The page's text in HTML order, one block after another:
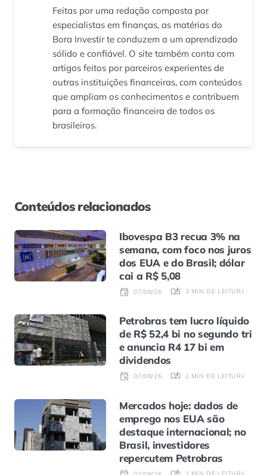
Feitas por uma redação composta por
especialistas em finanças, as matérias do
Bora Investir te conduzem a um aprendizado
sólido e confiável. O site também conta com
artigos feitos por parceiros experientes de
outras instituições financeiras, com conteúdos
que ampliam os conhecimentos e contribuem
para a formação financeira de todos os
brasileiros.
Conteúdos relacionados
Ibovespa B3 recua 3% na
semana, com foco nos juros
dos EUA e do Brasil; dólar
cai a R$ 5,08
07/08/26 3 MIN DE LEITURA
Petrobras tem lucro líquido
de R$ 52,4 bi no segundo tri
e anuncia R4 17 bi em
dividendos
07/08/26 2 MIN DE LEITURA
Mercados hoje: dados de
emprego nos EUA são
destaque internacional; no
Brasil, investidores
repercutem Petrobras